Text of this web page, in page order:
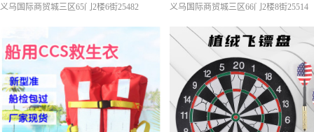
义乌国际商贸城三区65门2楼6街25482 义乌国际商贸城三区66门2楼8街25514